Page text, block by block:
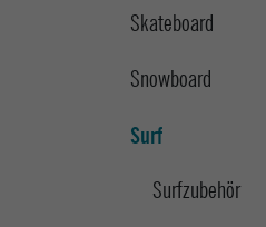
Skateboard
Snowboard
Surf
Surfzubehör